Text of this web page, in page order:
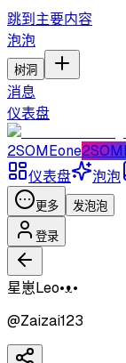
跳到主要内容
泡泡
树洞
消息
仪表盘
2SOMEone
仪表盘
泡泡
更多 发泡泡
登录
星崽Leo•ᴥ•
@Zaizai123